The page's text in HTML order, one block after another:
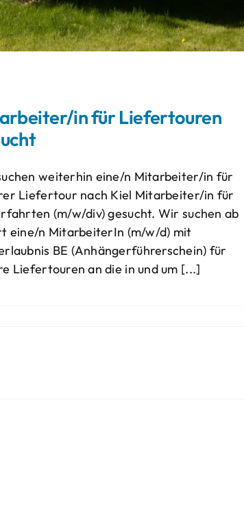
in für Liefertouren
weiterhin eine/n Mitarbeiter/in für
Liefertour nach Kiel Mitarbeiter/in für
(m/w/div) gesucht. Wir suchen ab
eine/n MitarbeiterIn (m/w/d) mit
BE (Anhängerführerschein) für
Liefertouren an die in und um [...]